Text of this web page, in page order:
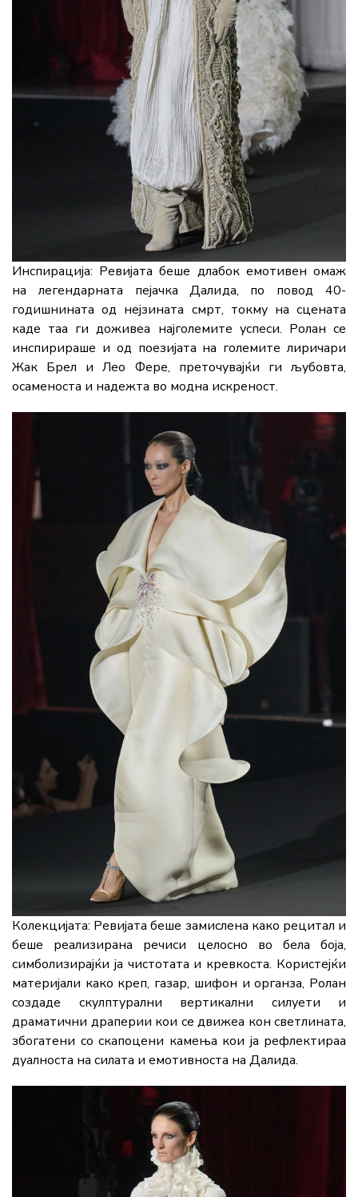
Инспирација: Ревијата беше длабок емотивен омаж
на легендарната пејачка Далида, по повод 40-
годишнината од нејзината смрт, токму на сцената
каде таа ги доживеа најголемите успеси. Ролан се
инспирираше и од поезијата на големите лиричари
Жак Брел и Лео Фере, преточувајќи ги љубовта,
осаменоста и надежта во модна искреност.
Колекцијата: Ревијата беше замислена како рецитал и
беше реализирана речиси целосно во бела боја,
симболизирајќи ја чистотата и кревкоста. Користејќи
материјали како креп, газар, шифон и органза, Ролан
создаде скулптурални вертикални силуети и
драматични драперии кои се движеа кон светлината,
збогатени со скапоцени камења кои ја рефлектираа
дуалноста на силата и емотивноста на Далида.